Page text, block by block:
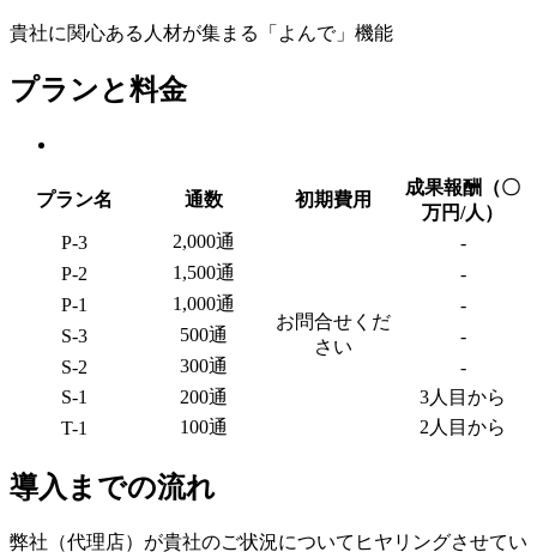
貴社に関心ある人材が集まる「よんで」機能
プランと料金
プラン名 通数 初期費用
成果報酬（〇
万円/人）
P-3
2,000通
お問合せくだ
さい
-
P-2
1,500通
-
P-1
1,000通
-
S-3
500通
-
S-2
300通
-
S-1
200通
3人目から
T-1
100通 2人目から
導入までの流れ
弊社（代理店）が貴社のご状況についてヒヤリングさせてい